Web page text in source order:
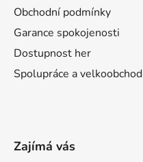
Obchodní podmínky
Garance spokojenosti
Dostupnost her
Spolupráce a velkoobchod
Zajímá vás